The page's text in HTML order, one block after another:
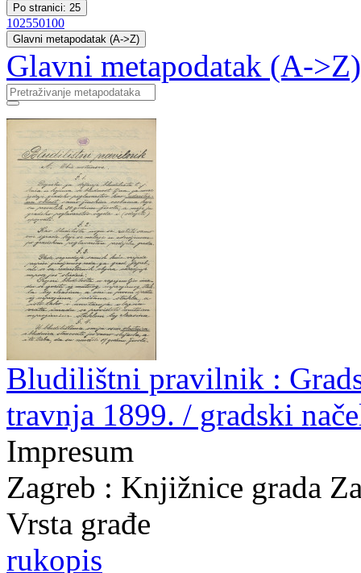
Po stranici: 25
102550100
Glavni metapodatak (A->Z)
Glavni metapodatak (A->Z)
Bludilištni pravilnik :
travnja 1899. / gradski
Impresum
Zagreb : Knjižnice grada
Vrsta građe
rukopis